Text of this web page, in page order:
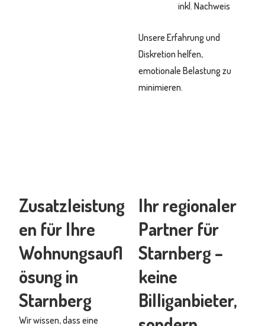
inkl. Nachweis
Unsere Erfahrung und
Diskretion helfen,
emotionale Belastung zu
minimieren.
Zusatzleistung
en für Ihre
Wohnungsaufl
ösung in
Starnberg
Wir wissen, dass eine
Ihr regionaler
Partner für
Starnberg –
keine
Billiganbieter,